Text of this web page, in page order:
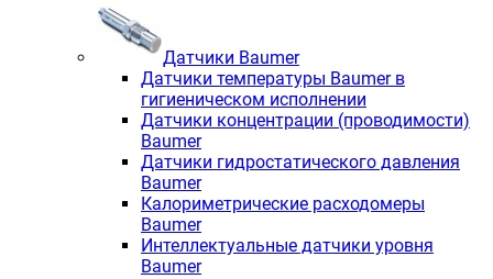
Датчики Baumer
Датчики температуры Baumer в
гигиеническом исполнении
Датчики концентрации (проводимости)
Baumer
Датчики гидростатического давления
Baumer
Калориметрические расходомеры
Baumer
Интеллектуальные датчики уровня
Baumer